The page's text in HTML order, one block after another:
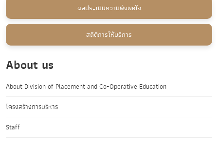
ผลประเมินความพึงพอใจ
สถิติการให้บริการ
About us
About Division of Placement and Co-Operative Education
โครงสร้างการบริหาร
Staff